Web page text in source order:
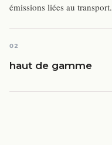
émissions liées au transport.
02
haut de gamme